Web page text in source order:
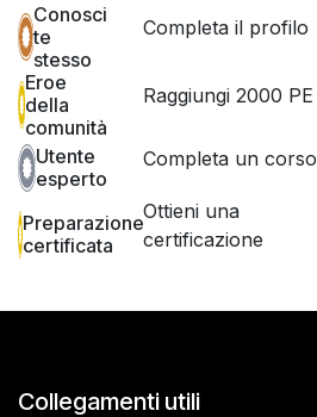
Conosci
te
stesso
Completa il profilo
Eroe
della
comunità
Raggiungi 2000 PE
Utente
esperto
Completa un corso
Preparazione
certificata
Ottieni una
certificazione
Collegamenti utili